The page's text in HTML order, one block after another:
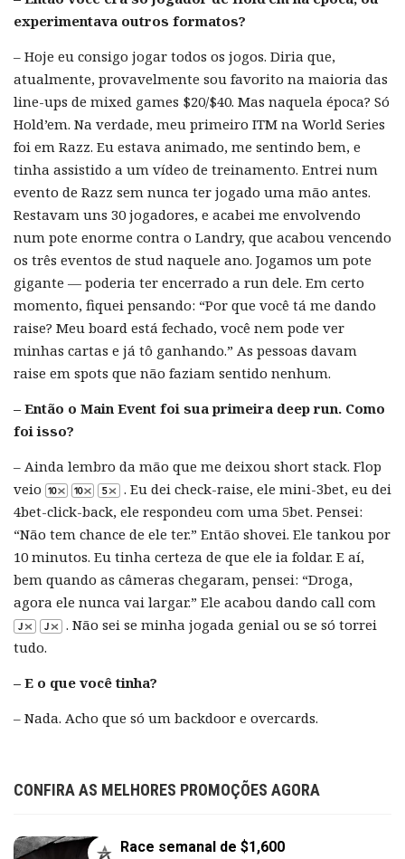
experimentava outros formatos?
– Hoje eu consigo jogar todos os jogos. Diria que,
atualmente, provavelmente sou favorito na maioria das
line-ups de mixed games $20/$40. Mas naquela época? Só
Hold’em. Na verdade, meu primeiro ITM na World Series
foi em Razz. Eu estava animado, me sentindo bem, e
tinha assistido a um vídeo de treinamento. Entrei num
evento de Razz sem nunca ter jogado uma mão antes.
Restavam uns 30 jogadores, e acabei me envolvendo
num pote enorme contra o Landry, que acabou vencendo
os três eventos de stud naquele ano. Jogamos um pote
gigante — poderia ter encerrado a run dele. Em certo
momento, fiquei pensando: “Por que você tá me dando
raise? Meu board está fechado, você nem pode ver
minhas cartas e já tô ganhando.” As pessoas davam
raise em spots que não faziam sentido nenhum.
– Então o Main Event foi sua primeira deep run. Como
foi isso?
– Ainda lembro da mão que me deixou short stack. Flop
veio
. Eu dei check-raise, ele mini-3bet, eu dei
4bet-click-back, ele respondeu com uma 5bet. Pensei:
“Não tem chance de ele ter.” Então shovei. Ele tankou por
10 minutos. Eu tinha certeza de que ele ia foldar. E aí,
bem quando as câmeras chegaram, pensei: “Droga,
agora ele nunca vai largar.” Ele acabou dando call com
. Não sei se minha jogada genial ou se só torrei
tudo.
– E o que você tinha?
– Nada. Acho que só um backdoor e overcards.
CONFIRA AS MELHORES PROMOÇÕES AGORA
Race semanal de $1,600